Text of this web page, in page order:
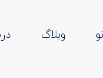
وبلاگ